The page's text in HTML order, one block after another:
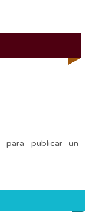
para publicar un